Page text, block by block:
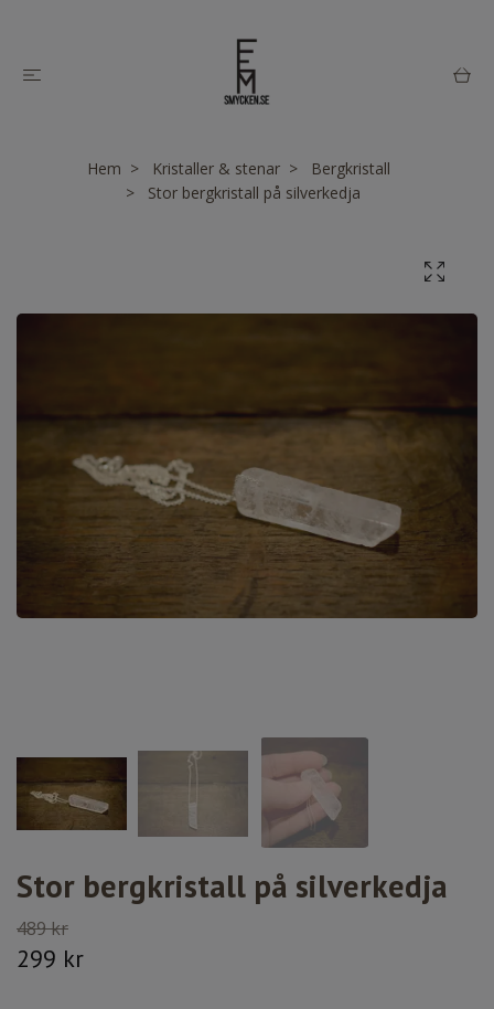
Hem Kristaller & stenar
Bergkristall
Stor bergkristall på silverkedja
Stor bergkristall på silverkedja
489 kr
299 kr